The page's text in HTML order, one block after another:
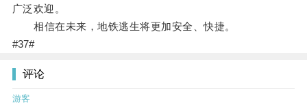
广泛欢迎。
相信在未来，地铁逃生将更加安全、快捷。
#37#
评论
游客